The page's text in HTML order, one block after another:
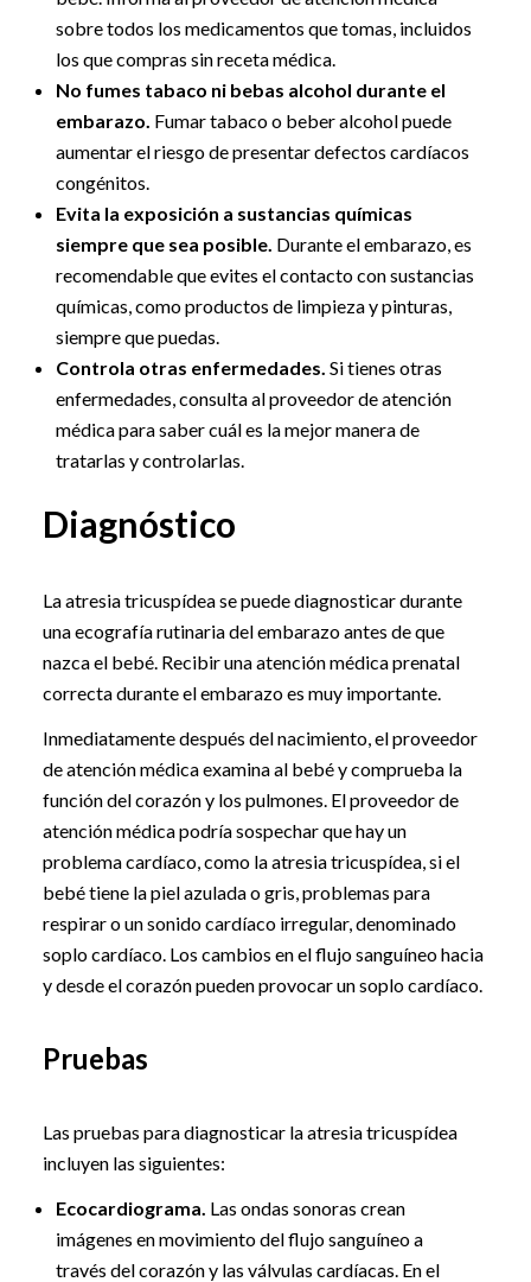
sobre todos los medicamentos que tomas, incluidos
los que compras sin receta médica.
No fumes tabaco ni bebas alcohol durante el
embarazo. Fumar tabaco o beber alcohol puede
aumentar el riesgo de presentar defectos cardíacos
congénitos.
Evita la exposición a sustancias químicas
siempre que sea posible. Durante el embarazo, es
recomendable que evites el contacto con sustancias
químicas, como productos de limpieza y pinturas,
siempre que puedas.
Controla otras enfermedades. Si tienes otras
enfermedades, consulta al proveedor de atención
médica para saber cuál es la mejor manera de
tratarlas y controlarlas.
Diagnóstico
La atresia tricuspídea se puede diagnosticar durante
una ecografía rutinaria del embarazo antes de que
nazca el bebé. Recibir una atención médica prenatal
correcta durante el embarazo es muy importante.
Inmediatamente después del nacimiento, el proveedor
de atención médica examina al bebé y comprueba la
función del corazón y los pulmones. El proveedor de
atención médica podría sospechar que hay un
problema cardíaco, como la atresia tricuspídea, si el
bebé tiene la piel azulada o gris, problemas para
respirar o un sonido cardíaco irregular, denominado
soplo cardíaco. Los cambios en el flujo sanguíneo hacia
y desde el corazón pueden provocar un soplo cardíaco.
Pruebas
Las pruebas para diagnosticar la atresia tricuspídea
incluyen las siguientes:
Ecocardiograma. Las ondas sonoras crean
imágenes en movimiento del flujo sanguíneo a
través del corazón y las válvulas cardíacas. En el